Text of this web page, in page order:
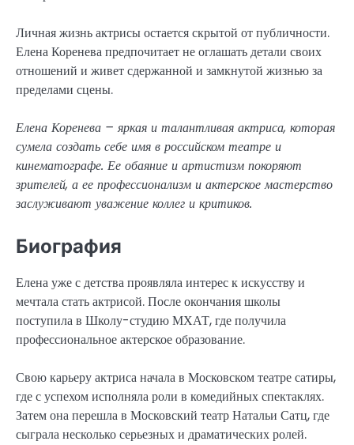
Личная жизнь актрисы остается скрытой от публичности.
Елена Коренева предпочитает не оглашать детали своих
отношений и живет сдержанной и замкнутой жизнью за
пределами сцены.
Елена Коренева – яркая и талантливая актриса, которая
сумела создать себе имя в российском театре и
кинематографе. Ее обаяние и артистизм покоряют
зрителей, а ее профессионализм и актерское мастерство
заслуживают уважение коллег и критиков.
Биография
Елена уже с детства проявляла интерес к искусству и
мечтала стать актрисой. После окончания школы
поступила в Школу-студию МХАТ, где получила
профессиональное актерское образование.
Свою карьеру актриса начала в Московском театре сатиры,
где с успехом исполняла роли в комедийных спектаклях.
Затем она перешла в Московский театр Натальи Сатц, где
сыграла несколько серьезных и драматических ролей.